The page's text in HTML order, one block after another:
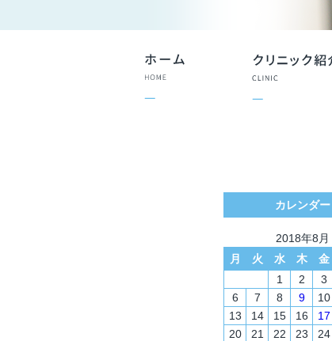
カレンダー
2018年8月
月
火 水 木 金
1
2 3
6
7 8 9 10
13
14 15 16 17
20
21 22 23 24